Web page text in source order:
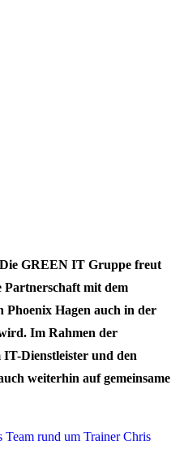
Die GREEN IT Gruppe freut
Partnerschaft mit dem
Phoenix Hagen auch in der
Im Rahmen der
IT-Dienstleister und den
weiterhin auf gemeinsame
Team rund um Trainer Chris